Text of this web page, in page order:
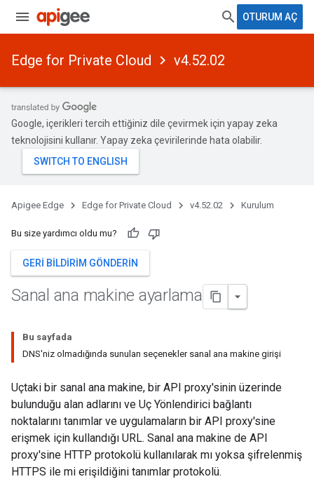
OTURUM AÇ
Edge for Private Cloud v4.52.02
Google, içerikleri tercih ettiğiniz dile çevirmek için yapay zeka
teknolojisini kullanır. Yapay zeka çevirilerinde hata olabilir.
Apigee Edge Edge for Private Cloud v4.52.02 Kurulum
Bu size yardımcı oldu mu?
GERI BILDIRIM GÖNDERIN
Sanal ana makine ayarlama
Bu sayfada
DNS'niz olmadığında sunulan seçenekler sanal ana makine girişi
Uçtaki bir sanal ana makine, bir API proxy'sinin üzerinde
bulunduğu alan adlarını ve Uç Yönlendirici bağlantı
noktalarını tanımlar ve uygulamaların bir API proxy'sine
erişmek için kullandığı URL. Sanal ana makine de API
proxy'sine HTTP protokolü kullanılarak mı yoksa şifrelenmiş
HTTPS ile mi erişildiğini tanımlar protokolü.